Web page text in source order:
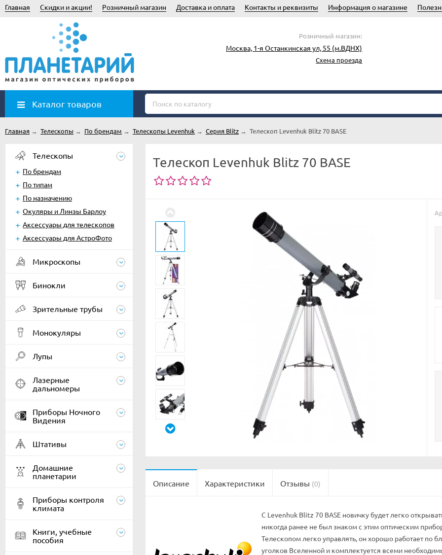
Главная Скидки и акции! Розничный магазин Доставка и оплата Контакты и реквизиты Информация о магазине
Розничный магазин:
Москва, 1-я Останкинская ул, 55 (м.ВДНХ)
Схема проезда
Каталог товаров
Главная → Телескопы → По брендам → Телескопы Levenhuk → Серия Blitz → Телескоп Levenhuk Blitz 70 BASE
Телескопы
По брендам
По типам
По назначению
Окуляры и Линзы Барлоу
Аксессуары для телескопов
Аксессуары для АстроФото
Микроскопы
Бинокли
Зрительные трубы
Монокуляры
Лупы
Лазерные
дальномеры
Приборы Ночного
Видения
Штативы
Домашние
планетарии
Приборы контроля
климата
Книги, учебные
пособия
Телескоп Levenhuk Blitz 70 BASE
Описание Характеристики Отзывы (0)
С Levenhuk Blitz 70 BASE новичку будет легко
никогда ранее не был знаком с этим оптическим
Телескопом легко управлять, он хорошо работает по
уголков Вселенной и комплектуется всеми